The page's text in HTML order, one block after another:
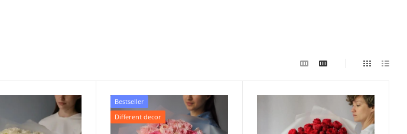
Bestseller
Different decor